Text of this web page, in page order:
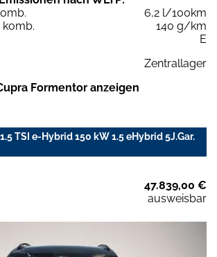
6,2 l/100km
komb.
140 g/km
E
Zentrallager
Formentor anzeigen
TSI e-Hybrid 150 kW 1.5 eHybrid 5J.Gar.
47.839,00 €
ausweisbar